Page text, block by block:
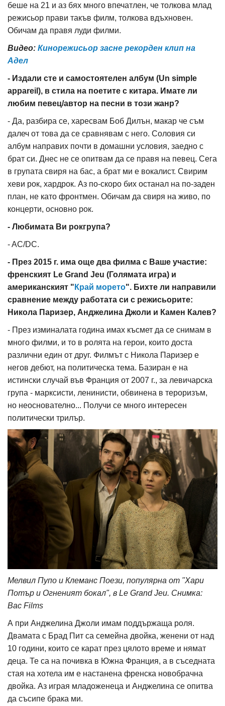
беше на 21 и аз бях много впечатлен, че толкова млад
режисьор прави такъв филм, толкова вдъхновен.
Обичам да правя луди филми.
Видео: Кинорежисьор засне рекорден клип на
Адел
- Издали сте и самостоятелен албум (Un simple
appareil), в стила на поетите с китара. Имате ли
любим певец/автор на песни в този жанр?
- Да, разбира се, харесвам Боб Дилън, макар че съм
далеч от това да се сравнявам с него. Соловия си
албум направих почти в домашни условия, заедно с
брат си. Днес не се опитвам да се правя на певец. Сега
в групата свиря на бас, а брат ми е вокалист. Свирим
хеви рок, хардрок. Аз по-скоро бих останал на по-заден
план, не като фронтмен. Обичам да свиря на живо, по
концерти, основно рок.
- Любимата Ви рокгрупа?
- AC/DC.
- През 2015 г. има още два филма с Ваше участие:
френският Le Grand Jeu (Голямата игра) и
американският " Край морето". Бихте ли направили
сравнение между работата си с режисьорите:
Никола Паризер, Анджелина Джоли и Камен Калев?
- През изминалата година имах късмет да се снимам в
много филми, и то в ролята на герои, които доста
различни един от друг. Филмът с Никола Паризер е
негов дебют, на политическа тема. Базиран е на
истински случай във Франция от 2007 г., за левичарска
група - марксисти, ленинисти, обвинена в тероризъм,
но неоснователно... Получи се много интересен
политически трилър.
Мелвил Пупо и Клеманс Поези, популярна от "Хари
Потър и Огненият бокал", в Le Grand Jeu. Снимка:
Bac Films
А при Анджелина Джоли имам поддържаща роля.
Двамата с Брад Пит са семейна двойка, женени от над
10 години, които се карат през цялото време и нямат
деца. Те са на почивка в Южна Франция, а в съседната
стая на хотела им е настанена френска новобрачна
двойка. Аз играя младоженеца и Анджелина се опитва
да съсипе брака ми.